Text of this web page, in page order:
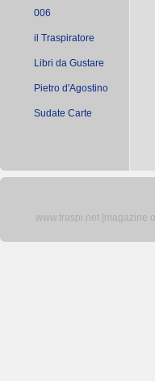
006
il Traspiratore
Libri da Gustare
Pietro d'Agostino
Sudate Carte
www.traspi.net [magazine